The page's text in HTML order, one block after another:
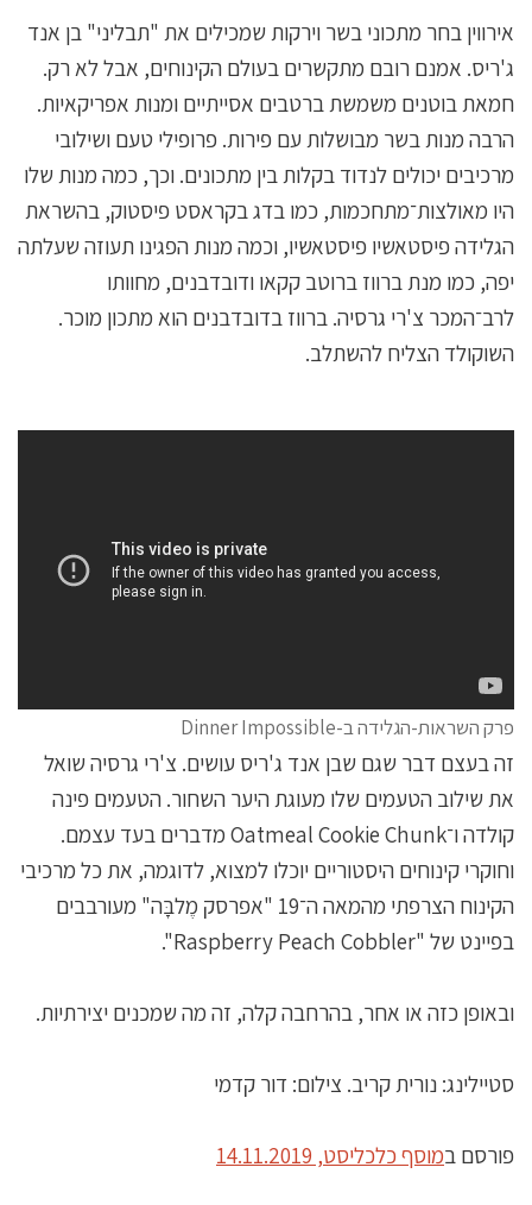
אירווין בחר מתכוני בשר וירקות שמכילים את "תבליני" בן אנד
ג'ריס. אמנם רובם מתקשרים בעולם הקינוחים, אבל לא רק.
חמאת בוטנים משמשת ברטבים אסייתיים ומנות אפריקאיות.
הרבה מנות בשר מבושלות עם פירות. פרופילי טעם ושילובי
מרכיבים יכולים לנדוד בקלות בין מתכונים. וכך, כמה מנות שלו
היו מאולצות־מתחכמות, כמו בדג בקראסט פיסטוק, בהשראת
הגלידה פיסטאשיו פיסטאשיו, וכמה מנות הפגינו תעוזה שעלתה
יפה, כמו מנת ברווז ברוטב קקאו ודובדבנים, מחוותו
לרב־המכר צ'רי גרסיה. ברווז בדובדבנים הוא מתכון מוכר.
השוקולד הצליח להשתלב.
פרק השראות-הגלידה ב-Dinner Impossible
זה בעצם דבר שגם שבן אנד ג'ריס עושים. צ'רי גרסיה שואל
את שילוב הטעמים שלו מעוגת היער השחור. הטעמים פינה
קולדה ו־Oatmeal Cookie Chunk מדברים בעד עצמם.
וחוקרי קינוחים היסטוריים יוכלו למצוא, לדוגמה, את כל מרכיבי
הקינוח הצרפתי מהמאה ה־19 "אפרסק מֶלבָּה" מעורבבים
בפיינט של "Raspberry Peach Cobbler".
ובאופן כזה או אחר, בהרחבה קלה, זה מה שמכנים יצירתיות.
סטיילינג: נורית קריב. צילום: דור קדמי
פורסם במוסף כלכליסט, 14.11.2019